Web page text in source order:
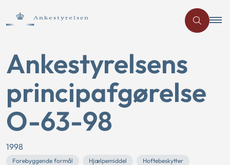
Ankestyrelsens
principafgørelse
O-63-98
1998
Forebyggende formål Hjælpemiddel
Hoftebeskytter